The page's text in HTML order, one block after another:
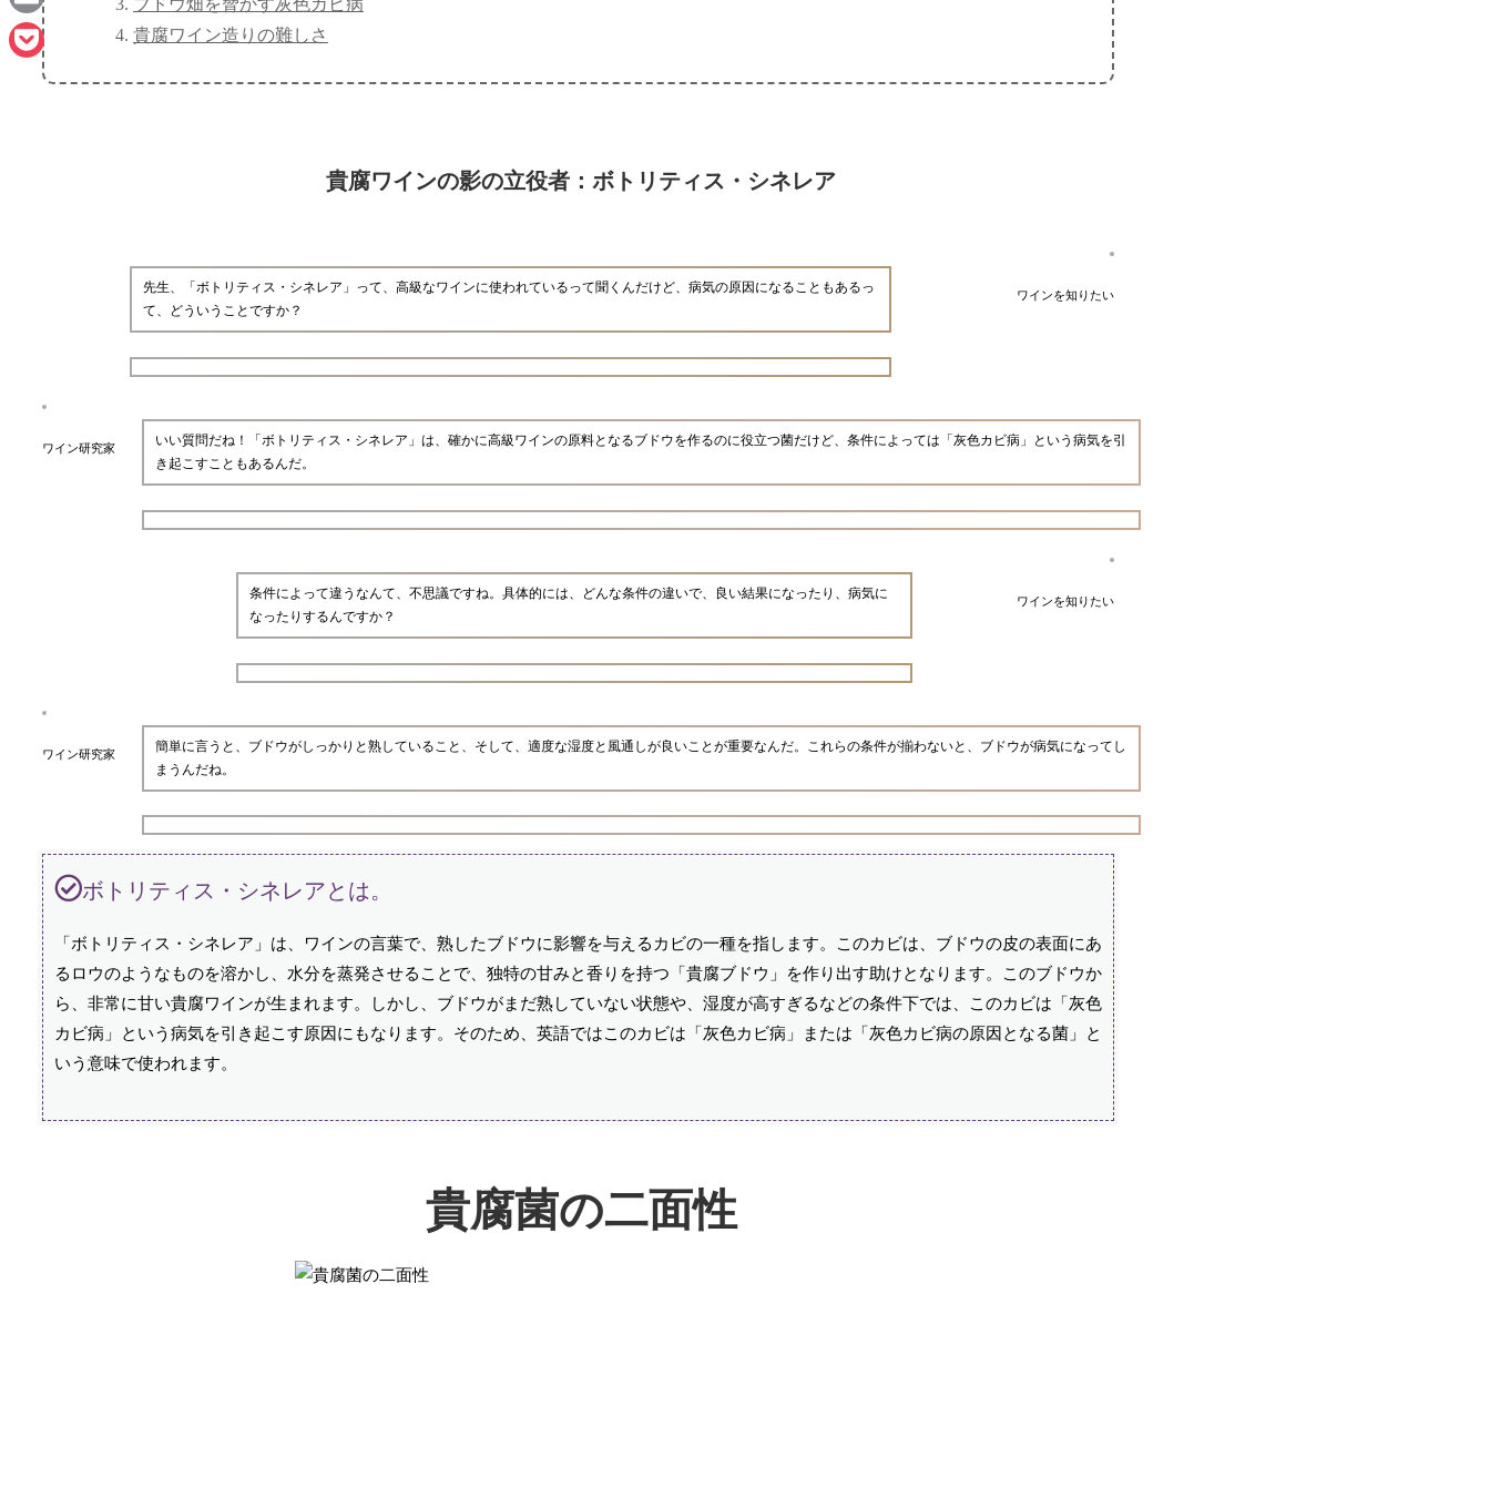
貴腐ワイン造りの難しさ
貴腐ワインの影の立役者：ボトリティス・シネレア
ワインを知りたい
先生、「ボトリティス・シネレア」って、高級なワインに使われているって聞くんだけど、病気の原因になることもあるっ
て、どういうことですか？
ワイン研究家
いい質問だね！「ボトリティス・シネレア」は、確かに高級ワインの原料となるブドウを作るのに役立つ菌だけど、条件によっては「灰色カビ病」という病気を引
き起こすこともあるんだ。
ワインを知りたい
条件によって違うなんて、不思議ですね。具体的には、どんな条件の違いで、良い結果になったり、病気に
なったりするんですか？
ワイン研究家
簡単に言うと、ブドウがしっかりと熟していること、そして、適度な湿度と風通しが良いことが重要なんだ。これらの条件が揃わないと、ブドウが病気になってし
まうんだね。
ボトリティス・シネレアとは。
「ボトリティス・シネレア」は、ワインの言葉で、熟したブドウに影響を与えるカビの一種を指します。このカビは、ブドウの皮の表面にあ
るロウのようなものを溶かし、水分を蒸発させることで、独特の甘みと香りを持つ「貴腐ブドウ」を作り出す助けとなります。このブドウか
ら、非常に甘い貴腐ワインが生まれます。しかし、ブドウがまだ熟していない状態や、湿度が高すぎるなどの条件下では、このカビは「灰色
カビ病」という病気を引き起こす原因にもなります。そのため、英語ではこのカビは「灰色カビ病」または「灰色カビ病の原因となる菌」と
いう意味で使われます。
貴腐菌の二面性
Email
Pocket